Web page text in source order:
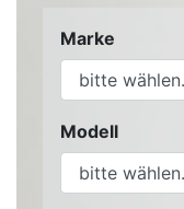
Marke
Modell